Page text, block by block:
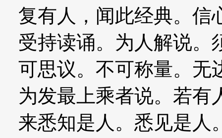
复有人，闻此经典。信
受持读诵。为人解说。
可思议。不可称量。无
为发最上乘者说。若有
来悉知是人。悉见是人